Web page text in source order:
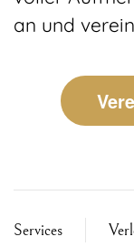
an und
Services